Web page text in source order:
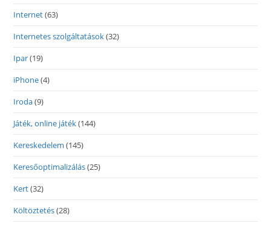
Internet(63)
Internetes szolgáltatások(32)
Ipar(19)
iPhone(4)
Iroda(9)
Játék, online játék(144)
Kereskedelem (145)
Keresőoptimalizálás(25)
Kert(32)
Költöztetés(28)